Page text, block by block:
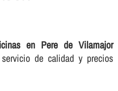
en Pere de Vilamajor
de calidad y precios